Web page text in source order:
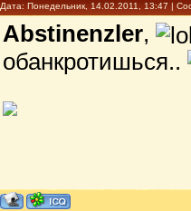
Дата: Понедельник, 14.02.2011, 13:47 |
Abstinenzler,
обанкротишься..